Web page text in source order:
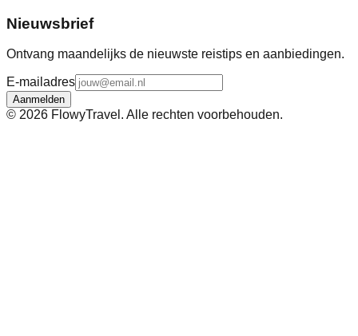
Nieuwsbrief
Ontvang maandelijks de nieuwste reistips en aanbiedingen.
E-mailadres
Aanmelden
© 2026 FlowyTravel. Alle rechten voorbehouden.